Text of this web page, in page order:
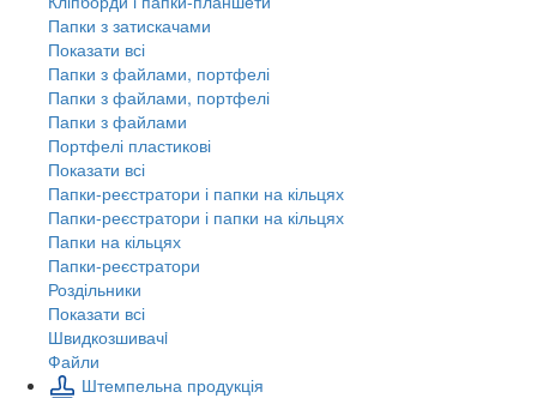
Папки з затискачами
Показати всі
Папки з файлами, портфелі
Папки з файлами, портфелі
Папки з файлами
Портфелі пластикові
Показати всі
Папки-реєстратори і папки на кільцях
Папки-реєстратори і папки на кільцях
Папки на кільцях
Папки-реєстратори
Роздільники
Показати всі
Швидкозшивачi
Файли
Штемпельна продукція